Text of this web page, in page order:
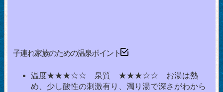
子連れ家族のための温泉ポイント
温度★★★☆☆ 泉質 ★★★☆☆ お湯は熱
め、少し酸性の刺激有り、濁り湯で深さがわから